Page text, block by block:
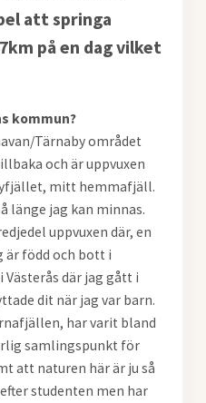
att springa
på en dag vilket
kommun?
Tärnaby området
och är uppvuxen
mitt hemmafjäll.
länge jag kan minnas.
uppvuxen där, en
är född och bott i
där jag gått i
dit när jag var barn.
har varit bland
samlingspunkt för
att naturen här är ju så
studenten men har